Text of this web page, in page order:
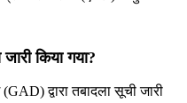
किया गया?
द्वारा तबादला सूची जारी